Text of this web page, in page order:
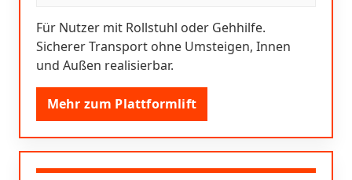
Für Nutzer mit Rollstuhl oder Gehhilfe.
Sicherer Transport ohne Umsteigen, Innen
und Außen realisierbar.
Mehr zum Plattformlift